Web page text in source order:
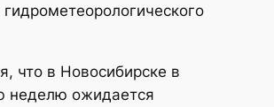
гидрометеорологического
что в Новосибирске в
неделю ожидается